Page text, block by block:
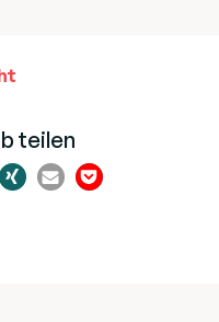
teilen